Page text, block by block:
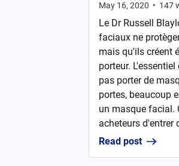
May 16, 2020 • 147
Le Dr Russell
faciaux ne
mais qu'ils créent
porteur.
pas porter de
portes, beaucoup
un masque facial.
acheteurs d'entrer
Read post